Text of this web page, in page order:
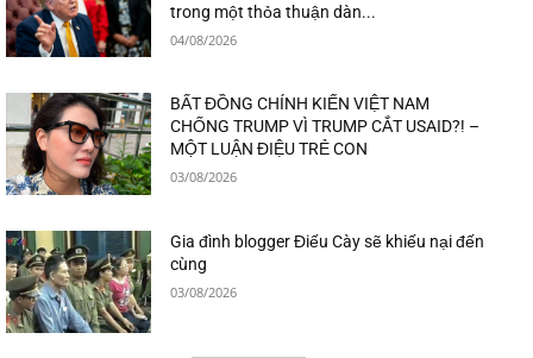
trong một thỏa thuận dàn...
04/08/2026
BẤT ĐỒNG CHÍNH KIẾN VIỆT NAM
CHỐNG TRUMP VÌ TRUMP CẮT USAID?! –
MỘT LUẬN ĐIỆU TRẺ CON
03/08/2026
Gia đình blogger Điếu Cày sẽ khiếu nại đến
cùng
03/08/2026